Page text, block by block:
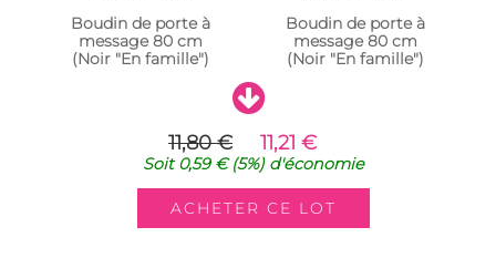
Boudin de porte à
message 80 cm
(Noir "En famille")
Boudin de porte à
message 80 cm
(Noir "En famille")
11,80 € 11,21 €
Soit0,59 €(5%) d'économie